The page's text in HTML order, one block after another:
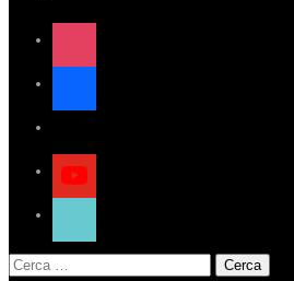
instagram
facebook
x
youtube
tiktok
Ricerca